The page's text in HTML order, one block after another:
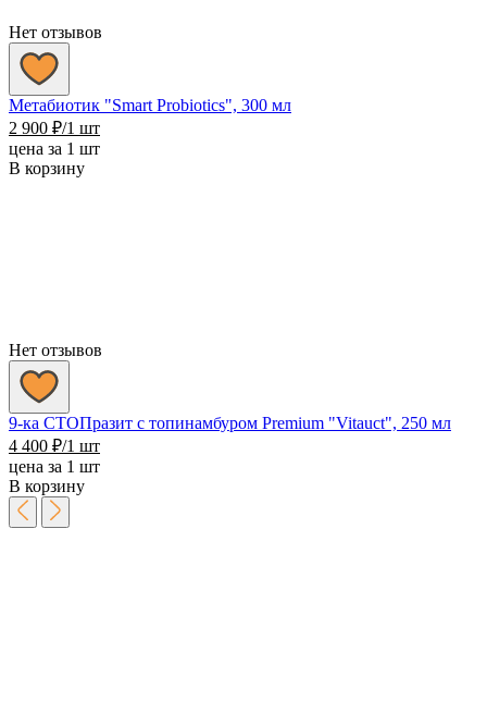
Нет отзывов
Метабиотик "Smart Probiotics", 300 мл
2 900 ₽/1 шт
цена за 1 шт
В корзину
Нет отзывов
9-ка СТОПразит с топинамбуром Premium "Vitauct", 250 мл
4 400 ₽/1 шт
цена за 1 шт
В корзину